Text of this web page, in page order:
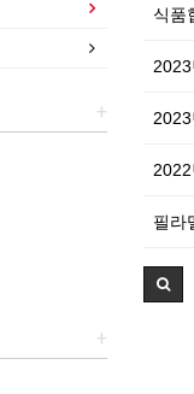
식품
필라
+
+